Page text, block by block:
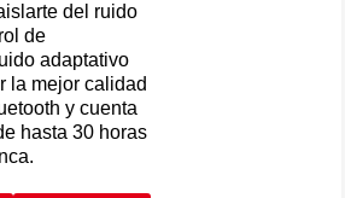
del ruido
de
adaptativo
la mejor calidad
y cuenta
hasta 30 horas